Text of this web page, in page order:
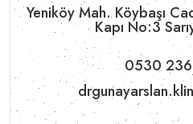
Yeniköy Mah. Köybaşı
Kapı No:3
0530